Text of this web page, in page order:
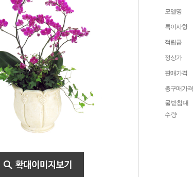
모델명
특이사항
적립금
정상가
판매가격
총구매가격
물받침대
수량